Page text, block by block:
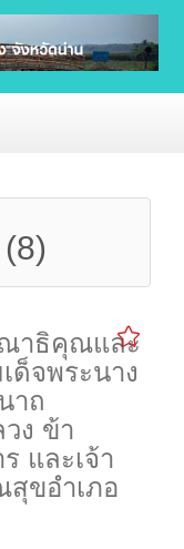
าธิคุณและ
ด็จพระนาง
าถ
ง ข้า
และเจ้า
ขอำเภอ